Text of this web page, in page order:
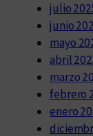
julio
junio
mayo
abril
marzo
febrero
enero